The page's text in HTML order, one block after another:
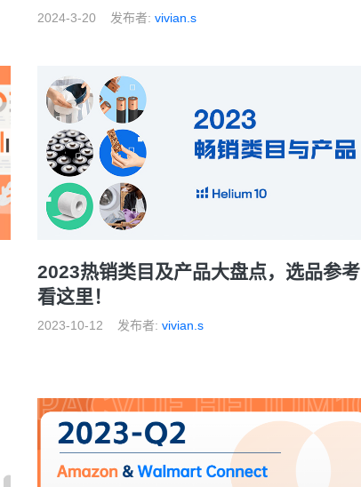
2024-3-20 发布者:vivian.s
2023热销类目及产品大盘点，选品参考
看这里！
2023-10-12 发布者:vivian.s